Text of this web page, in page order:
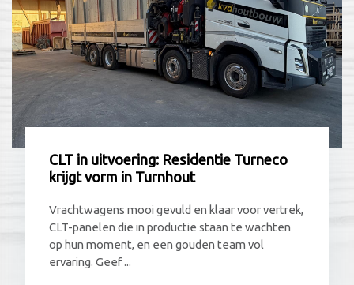
CLT in uitvoering: Residentie Turneco
krijgt vorm in Turnhout
Vrachtwagens mooi gevuld en klaar voor vertrek,
CLT-panelen die in productie staan te wachten
op hun moment, en een gouden team vol
ervaring. Geef ...